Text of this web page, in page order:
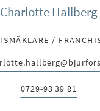
Charlotte Hallberg
/
Telefon:
0729-93 39 81